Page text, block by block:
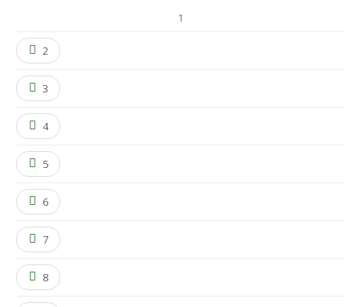
1
2
3
4
5
6
7
8